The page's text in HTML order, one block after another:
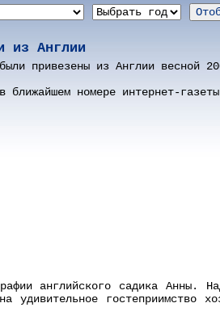
из Англии
привезены из Англии весной
номере интернет-
английского садика Анны.
гостеприимство